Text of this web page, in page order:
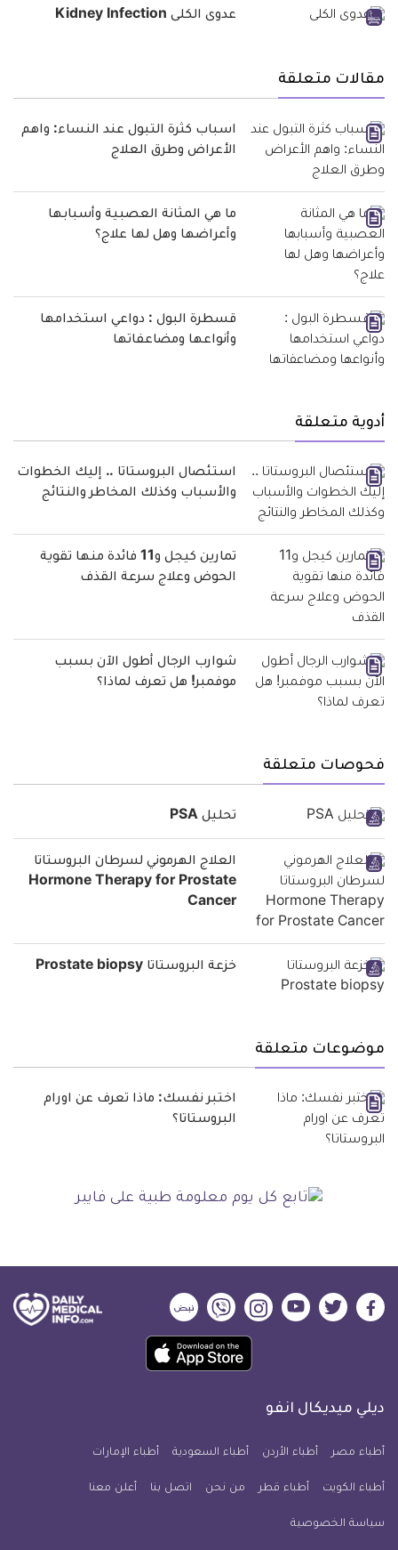
عدوى الكلى Kidney Infection
مقالات متعلقة
اسباب كثرة التبول عند النساء: واهم
الأعراض وطرق العلاج
ما هي المثانة العصبية وأسبابها
وأعراضها وهل لها علاج؟
قسطرة البول : دواعي استخدامها
وأنواعها ومضاعفاتها
أدوية متعلقة
استئصال البروستاتا .. إليك الخطوات
والأسباب وكذلك المخاطر والنتائج
تمارين كيجل و11 فائدة منها تقوية
الحوض وعلاج سرعة القذف
شوارب الرجال أطول الآن بسبب
موفمبر! هل تعرف لماذا؟
فحوصات متعلقة
تحليل PSA
العلاج الهرموني لسرطان البروستاتا
Hormone Therapy for Prostate
Cancer
خزعة البروستاتا Prostate biopsy
موضوعات متعلقة
اختبر نفسك: ماذا تعرف عن اورام
البروستاتا؟
ديلي
فيسبوك
ديلي
تويتر
ديلي
ميديكال
يوتيوب
ديلي
ميديكال
انفو
ديلي
ميديكال
انفو
ديلي
ميديكال
انفو
حمل
تطبيق
معلومة
للآيفون
ديلي ميديكال انفو
أطباء مصر أطباء الأردن أطباء السعودية أطباء الإمارات
أطباء الكويت أطباء قطر من نحن اتصل بنا أعلن معنا
سياسة الخصوصية